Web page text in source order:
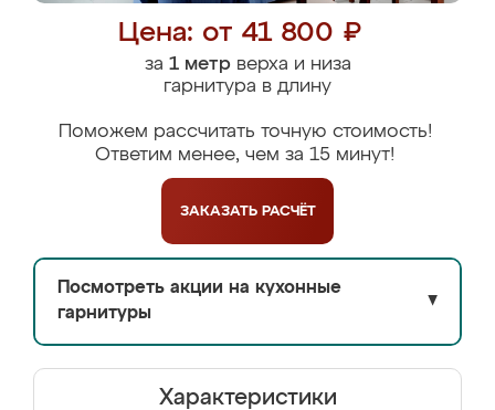
Цена: от 41 800 ₽
за 1 метрверха и низа
гарнитура в длину
Поможем рассчитать точную стоимость!
Ответим менее, чем за 15 минут!
ЗАКАЗАТЬ РАСЧЁТ
Посмотреть акции на кухонные
гарнитуры
▼
Характеристики